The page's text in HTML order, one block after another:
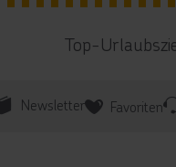
Top-
Newsletter Favoriten